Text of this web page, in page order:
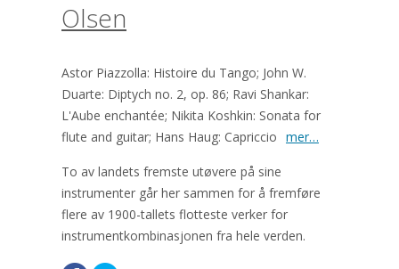
Olsen
Astor Piazzolla: Histoire du Tango; John W.
Duarte: Diptych no. 2, op. 86; Ravi Shankar:
L'Aube enchantée; Nikita Koshkin: Sonata for
flute and guitar; Hans Haug: Capriccio mer…
To av landets fremste utøvere på sine
instrumenter går her sammen for å fremføre
flere av 1900-tallets flotteste verker for
instrumentkombinasjonen fra hele verden.